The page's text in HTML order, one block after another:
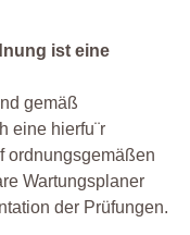
ist eine
gemäß
eine hierfu¨r
ordnungsgemäßen
Wartungsplaner
der Prüfungen.